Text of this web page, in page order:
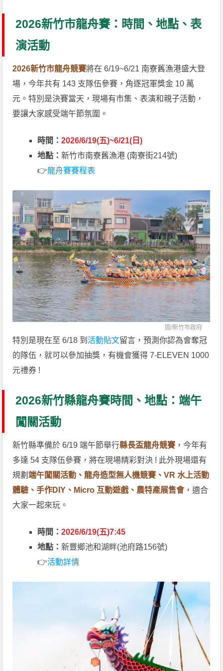
2026新竹市龍舟賽：時間、地點、表
演活動
2026新竹市龍舟競賽將在 6/19~6/21 南寮舊漁港盛大登
場，今年共有 143 支隊伍參賽，角逐冠軍獎金 10 萬
元。特別是決賽當天，現場有市集、表演和親子活動，
要讓大家感受端午節氛圍。
時間：2026/6/19(五)~6/21(日)
地點：新竹市南寮舊漁港 (南寮街214號)
👉龍舟賽賽程表
圖/新竹市政府
特別是現在至 6/18 到活動貼文留言，預測你認為會奪冠
的隊伍，就可以參加抽獎，有機會獲得 7-ELEVEN 1000
元禮券 !
2026新竹縣龍舟賽時間、地點：端午
闖關活動
新竹縣準備於 6/19 端午節舉行縣長盃龍舟競賽 ，今年有
多達 54 支隊伍參賽，將在現場精彩對決 ! 此外現場還有
規劃端午闖關活動、龍舟造型無人機競賽、VR 水上活動
體驗、手作DIY、Micro 互動遊戲、農特產展售會，適合
大家一起來玩。
時間：2026/6/19(五)7:45
地點：新豐鄉池和湖畔(池府路156號)
👉活動詳情